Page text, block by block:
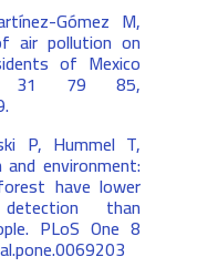
Gómez M,
air pollution on
of Mexico
31 79 85,
P, Hummel T,
environment:
have lower
than
PLoS One 8